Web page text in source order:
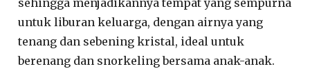
sehingga menjadikannya tempat yang sempurna
untuk liburan keluarga, dengan airnya yang
tenang dan sebening kristal, ideal untuk
berenang dan snorkeling bersama anak-anak.